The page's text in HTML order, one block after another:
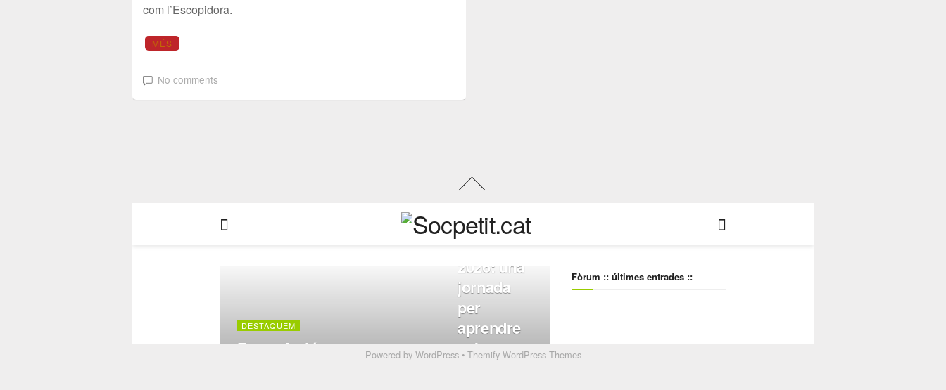
com l’Escopidora.
MÉS
No comments
Powered by WordPress• Themify WordPress Themes